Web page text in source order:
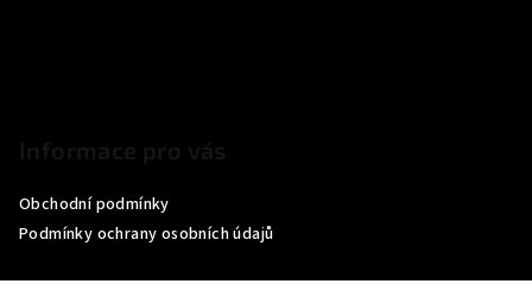
Obchodní podmínky
Podmínky ochrany osobních údajů